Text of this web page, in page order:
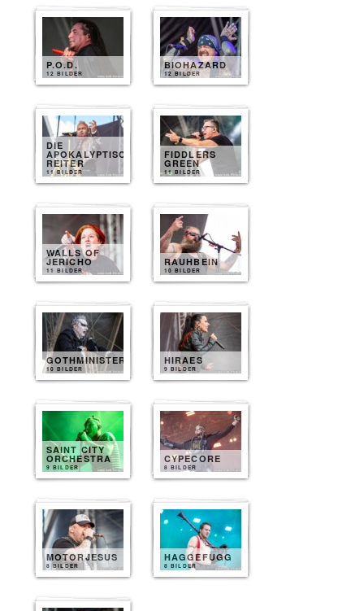
P.O.D.
12 BILDER
BIOHAZARD
12 BILDER
DIE
APOKALYPTISCHEN
REITER
11 BILDER
FIDDLERS
GREEN
11 BILDER
WALLS OF
JERICHO
11 BILDER
RAUHBEIN
10 BILDER
GOTHMINISTER
10 BILDER
HIRAES
9 BILDER
SAINT CITY
ORCHESTRA
9 BILDER
CYPECORE
8 BILDER
MOTORJESUS
8 BILDER
HAGGEFUGG
8 BILDER